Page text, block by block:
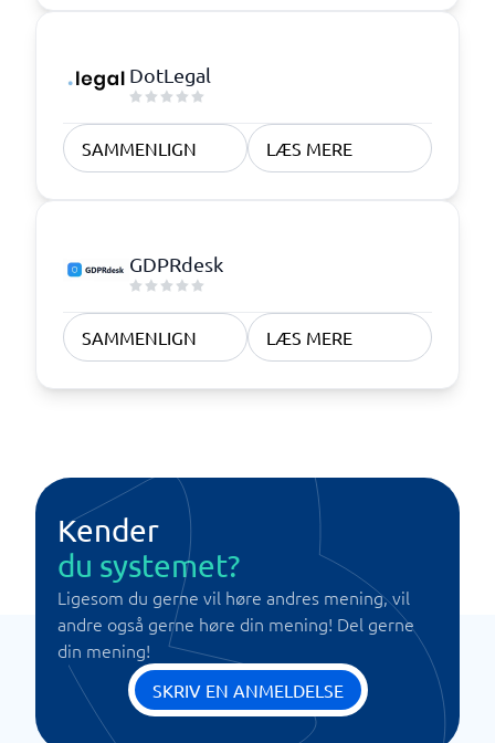
DotLegal
SAMMENLIGN LÆS MERE
GDPRdesk
SAMMENLIGN LÆS MERE
Kender
du systemet?
Ligesom du gerne vil høre andres mening, vil
andre også gerne høre din mening! Del gerne
din mening!
SKRIV EN ANMELDELSE